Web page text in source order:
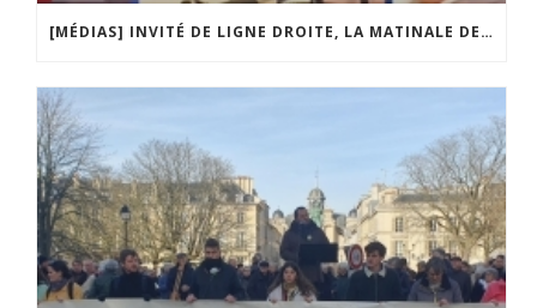
[MÉDIAS] INVITÉ DE LIGNE DROITE, LA MATINALE DE RADIO COURTOISIE